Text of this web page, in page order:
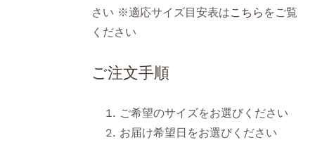
さい ※適応サイズ目安表はこちら をご覧
ください
ご注文手順
ご希望のサイズをお選びください
お届け希望日をお選びください